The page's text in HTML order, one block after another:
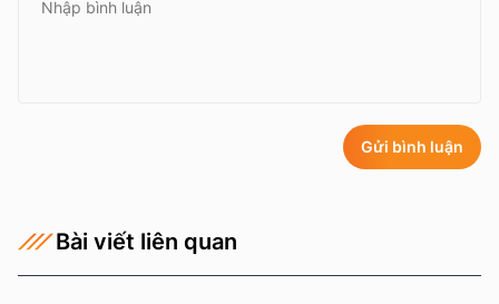
Gửi bình luận
Bài viết liên quan